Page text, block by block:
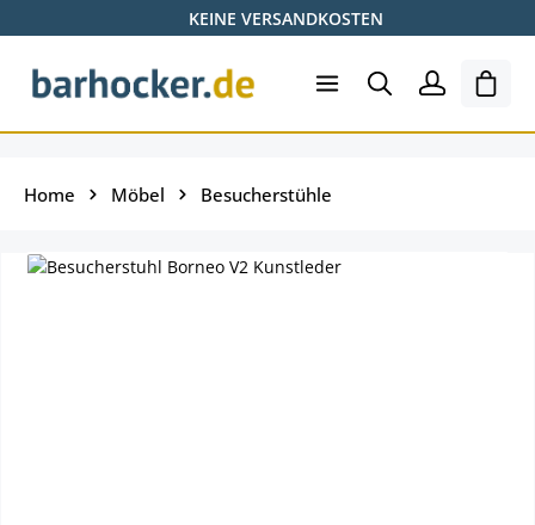
Zum Hauptinhalt springenKEINE VERSANDKOSTEN
Home Möbel Besucherstühle